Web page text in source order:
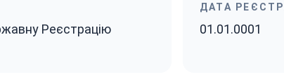
Реєстрацію
ДАТА
01.01.0001